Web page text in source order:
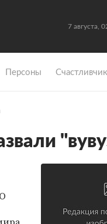
7 августа,
Персоны